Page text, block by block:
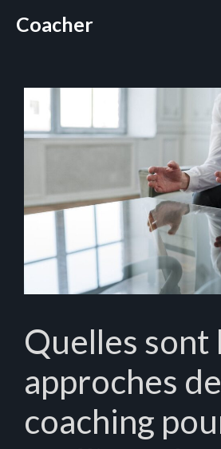
Coacher
Quelles sont
approches de
coaching